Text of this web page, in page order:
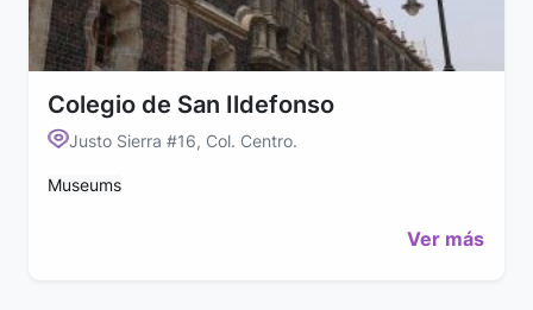
Colegio de San Ildefonso
Justo Sierra #16, Col. Centro.
Museums
Ver más